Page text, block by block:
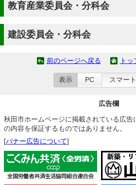
教育産業委員会・分科会
建設委員会・分科会
前のページへ戻る ト
表示 PC スマー
広告欄
秋田市ホームページに掲載されている広告
の内容を保証するものではありません。
[バナー広告について]